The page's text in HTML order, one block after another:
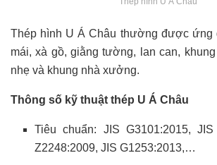
Thép hình U Á Châu thường được ứng
mái, xà gồ, giằng tường, lan can,
nhẹ và khung nhà xưởng.
Thông số kỹ thuật thép U Á Châu
Tiêu chuẩn: JIS G3101:2015, JIS
Z2248:2009, JIS G1253:2013,…